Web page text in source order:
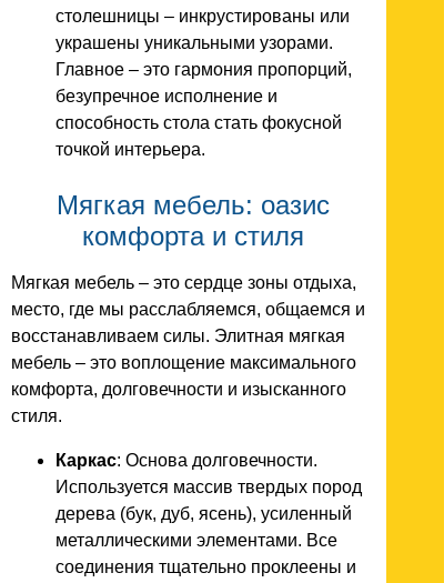
столешницы – инкрустированы или
украшены уникальными узорами.
Главное – это гармония пропорций,
безупречное исполнение и
способность стола стать фокусной
точкой интерьера.
Мягкая мебель: оазис
комфорта и стиля
Мягкая мебель – это сердце зоны отдыха,
место, где мы расслабляемся, общаемся и
восстанавливаем силы. Элитная мягкая
мебель – это воплощение максимального
комфорта, долговечности и изысканного
стиля.
Каркас: Основа долговечности.
Используется массив твердых пород
дерева (бук, дуб, ясень), усиленный
металлическими элементами. Все
соединения тщательно проклеены и